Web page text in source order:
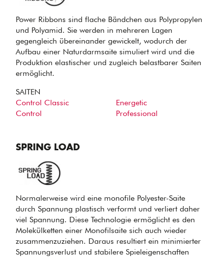
Power Ribbons sind flache Bändchen aus Polypropylen
und Polyamid. Sie werden in mehreren Lagen
gegengleich übereinander gewickelt, wodurch der
Aufbau einer Naturdarmsaite simuliert wird und die
Produktion elastischer und zugleich belastbarer Saiten
ermöglicht.
SAITEN
Control Classic
Energetic
Control
Professional
SPRING LOAD
Normalerweise wird eine monofile Polyester-Saite
durch Spannung plastisch verformt und verliert daher
viel Spannung. Diese Technologie ermöglicht es den
Molekülketten einer Monofilsaite sich auch wieder
zusammenzuziehen. Daraus resultiert ein minimierter
Spannungsverlust und stabilere Spieleigenschaften